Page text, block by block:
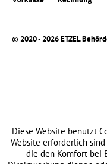
© 2020 - 2026 ETZEL
Diese Website benutzt
Website erforderlich
die den Komfort bei